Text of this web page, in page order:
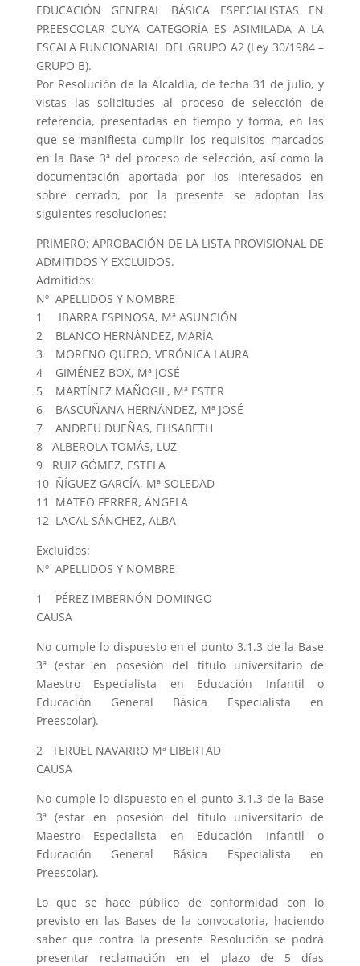
EDUCACIÓN GENERAL BÁSICA ESPECIALISTAS EN
PREESCOLAR CUYA CATEGORÍA ES ASIMILADA A LA
ESCALA FUNCIONARIAL DEL GRUPO A2 (Ley 30/1984 –
GRUPO B).
Por Resolución de la Alcaldía, de fecha 31 de julio, y
vistas las solicitudes al proceso de selección de
referencia, presentadas en tiempo y forma, en las
que se manifiesta cumplir los requisitos marcados
en la Base 3ª del proceso de selección, así como la
documentación aportada por los interesados en
sobre cerrado, por la presente se adoptan las
siguientes resoluciones:
PRIMERO: APROBACIÓN DE LA LISTA PROVISIONAL DE
ADMITIDOS Y EXCLUIDOS.
Admitidos:
Nº APELLIDOS Y NOMBRE
1 IBARRA ESPINOSA, Mª ASUNCIÓN
2 BLANCO HERNÁNDEZ, MARÍA
3 MORENO QUERO, VERÓNICA LAURA
4 GIMÉNEZ BOX, Mª JOSÉ
5 MARTÍNEZ MAÑOGIL, Mª ESTER
6 BASCUÑANA HERNÁNDEZ, Mª JOSÉ
7 ANDREU DUEÑAS, ELISABETH
8 ALBEROLA TOMÁS, LUZ
9 RUIZ GÓMEZ, ESTELA
10 ÑÍGUEZ GARCÍA, Mª SOLEDAD
11 MATEO FERRER, ÁNGELA
12 LACAL SÁNCHEZ, ALBA
Excluidos:
Nº APELLIDOS Y NOMBRE
1 PÉREZ IMBERNÓN DOMINGO
CAUSA
No cumple lo dispuesto en el punto 3.1.3 de la Base
3ª (estar en posesión del titulo universitario de
Maestro Especialista en Educación Infantil o
Educación General Básica Especialista en
Preescolar).
2 TERUEL NAVARRO Mª LIBERTAD
CAUSA
No cumple lo dispuesto en el punto 3.1.3 de la Base
3ª (estar en posesión del titulo universitario de
Maestro Especialista en Educación Infantil o
Educación General Básica Especialista en
Preescolar).
Lo que se hace público de conformidad con lo
previsto en las Bases de la convocatoria, haciendo
saber que contra la presente Resolución se podrá
presentar reclamación en el plazo de 5 días